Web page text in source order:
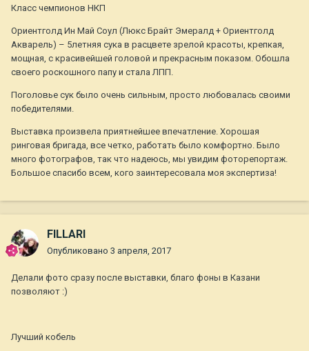
Класс чемпионов НКП
Ориентголд Ин Май Соул (Люкс Брайт Эмералд + Ориентголд
Акварель) – 5летняя сука в расцвете зрелой красоты, крепкая,
мощная, с красивейшей головой и прекрасным показом. Обошла
своего роскошного папу и стала ЛПП.
Поголовье сук было очень сильным, просто любовалась своими
победителями.
Выставка произвела приятнейшее впечатление. Хорошая
ринговая бригада, все четко, работать было комфортно. Было
много фотографов, так что надеюсь, мы увидим фоторепортаж.
Большое спасибо всем, кого заинтересовала моя экспертиза!
FILLARI
Опубликовано 3 апреля, 2017
Делали фото сразу после выставки, благо фоны в Казани
позволяют :)
Лучший кобель